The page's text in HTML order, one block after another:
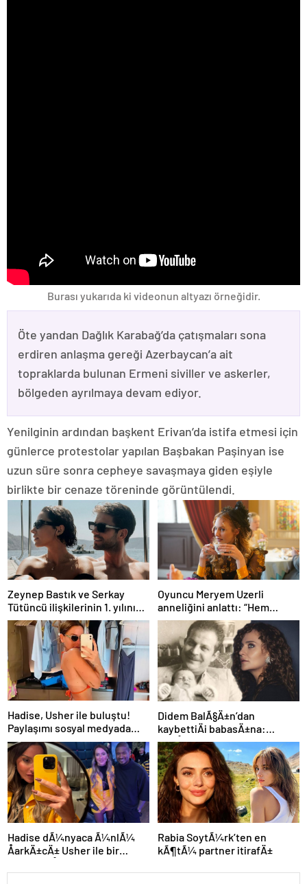
Burası yukarıda ki videonun altyazı örneğidir.
Öte yandan Dağlık Karabağ’da çatışmaları sona
erdiren anlaşma gereği Azerbaycan’a ait
topraklarda bulunan Ermeni siviller ve askerler,
bölgeden ayrılmaya devam ediyor.
Yenilginin ardından başkent Erivan’da istifa etmesi için
günlerce protestolar yapılan Başbakan Paşinyan ise
uzun süre sonra cepheye savaşmaya giden eşiyle
birlikte bir cenaze töreninde görüntülendi.
Zeynep Bastık ve Serkay
Tütüncü ilişkilerinin 1. yılını
kutladı
Oyuncu Meryem Uzerli
anneliğini anlattı: “Hem
disiplinli hem rahatım”
Hadise, Usher ile buluştu!
Paylaşımı sosyal medyada
gündem oldu
Didem BalÃ§Ä±n’dan
kaybettiÄi babasÄ±na:
GidiÅler hep Ã§ok erken
Hadise dÃ¼nyaca Ã¼nlÃ¼
ÅarkÄ±cÄ± Usher ile bir
Rabia SoytÃ¼rk’ten en
kÃ¶tÃ¼ partner itirafÄ±